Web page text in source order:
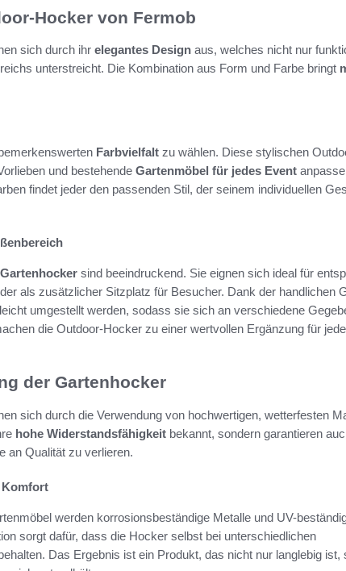
Hocker von Fermob
sich durch ihr elegantes Design aus, welches nicht nur
unterstreicht. Die Kombination aus Form und Farbe bringt
Farbvielfalt zu wählen. Diese stylischen
und bestehende Gartenmöbel für jedes Event
findet jeder den passenden Stil, der seinem individuellen
Gartenhocker sind beeindruckend. Sie eignen sich ideal für
als zusätzlicher Sitzplatz für Besucher. Dank der handlichen
umgestellt werden, sodass sie sich an verschiedene
die Outdoor-Hocker zu einer wertvollen Ergänzung für
der Gartenhocker
sich durch die Verwendung von hochwertigen, wetterfesten
hohe Widerstandsfähigkeit bekannt, sondern garantieren
an Qualität zu verlieren.
Komfort
werden korrosionsbeständige Metalle und UV-
sorgt dafür, dass die Hocker selbst bei unterschiedlichen
Das Ergebnis ist ein Produkt, das nicht nur langlebig ist,